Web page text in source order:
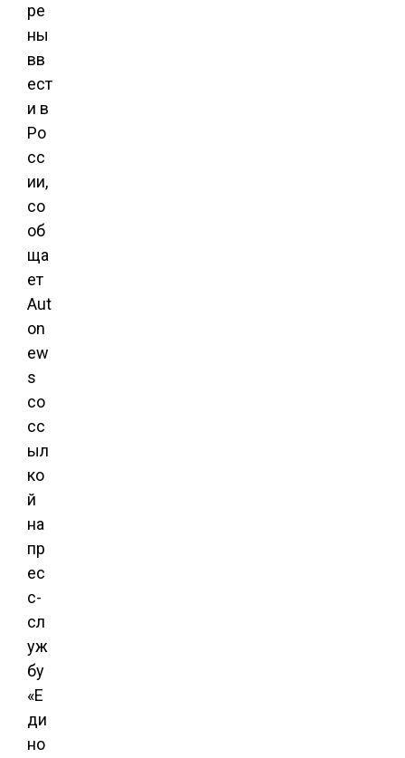
ре
ны
вв
ест
и в
Ро
сс
ии,
со
об
ща
ет
Aut
on
ew
s
со
сс
ыл
ко
й
на
пр
ес
с-
сл
уж
бу
«Е
ди
но